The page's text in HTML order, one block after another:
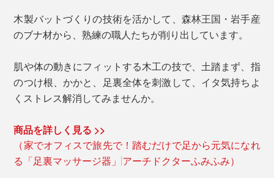
木製バットづくりの技術を活かして、森林王国・岩手産
のブナ材から、熟練の職人たちが削り出しています。
肌や体の動きにフィットする木工の技で、土踏まず、指
のつけ根、かかと、足裏全体を刺激して、イタ気持ちよ
くストレス解消してみませんか。
商品を詳しく見る >>
（家でオフィスで旅先で！踏むだけで足から元気になれ
る「足裏マッサージ器」|アーチドクターふみふみ）